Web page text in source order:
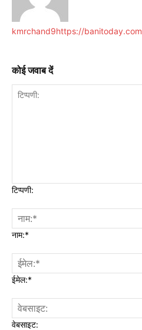
kmrchand9https://banitoday.com
कोई जवाब दें
टिप्पणी:
नाम:*
ईमेल:*
वेबसाइट: